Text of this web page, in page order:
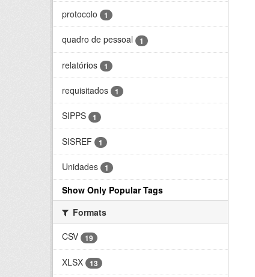
protocolo 1
quadro de pessoal 1
relatórios 1
requisitados 1
SIPPS 1
SISREF 1
Unidades 1
Show Only Popular Tags
Formats
CSV
19
XLSX 13